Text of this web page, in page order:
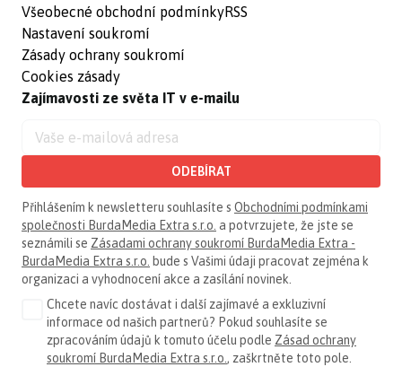
Všeobecné obchodní podmínky
Nastavení soukromí
Zásady ochrany soukromí
Cookies zásady
RSS
Zajímavosti ze světa IT v e-mailu
ODEBÍRAT
Přihlášením k newsletteru souhlasíte s Obchodními podmínkami
společnosti BurdaMedia Extra s.r.o. a potvrzujete, že jste se
seznámili se Zásadami ochrany soukromí BurdaMedia Extra -
BurdaMedia Extra s.r.o. bude s Vašimi údaji pracovat zejména k
organizaci a vyhodnocení akce a zasílání novinek.
Chcete navíc dostávat i další zajímavé a exkluzivní
informace od našich partnerů? Pokud souhlasíte se
zpracováním údajů k tomuto účelu podle Zásad ochrany
soukromí BurdaMedia Extra s.r.o., zaškrtněte toto pole.